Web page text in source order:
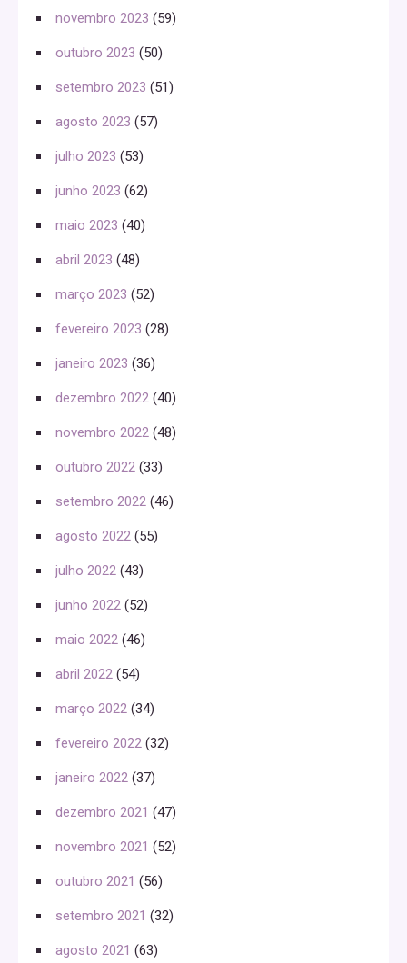
novembro 2023 (59)
outubro 2023 (50)
setembro 2023 (51)
agosto 2023 (57)
julho 2023 (53)
junho 2023 (62)
maio 2023 (40)
abril 2023 (48)
março 2023 (52)
fevereiro 2023 (28)
janeiro 2023 (36)
dezembro 2022 (40)
novembro 2022 (48)
outubro 2022 (33)
setembro 2022 (46)
agosto 2022 (55)
julho 2022 (43)
junho 2022 (52)
maio 2022 (46)
abril 2022 (54)
março 2022 (34)
fevereiro 2022 (32)
janeiro 2022 (37)
dezembro 2021 (47)
novembro 2021 (52)
outubro 2021 (56)
setembro 2021 (32)
agosto 2021 (63)